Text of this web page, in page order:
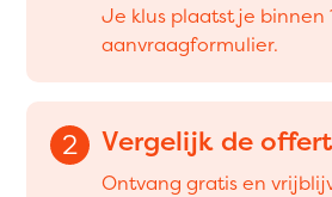
Je klus plaatst je binnen
aanvraagformulier.
2 Vergelijk de
Ontvang gratis en